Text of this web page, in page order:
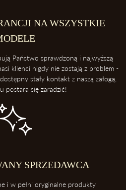
NA WSZYSTKIE
Państwo sprawdzoną i najwyższą
klienci nigdy nie zostają z problem -
stały kontakt z naszą załogą,
postara się zaradzić!
SPRZEDAWCA
i w pełni oryginalne produkty